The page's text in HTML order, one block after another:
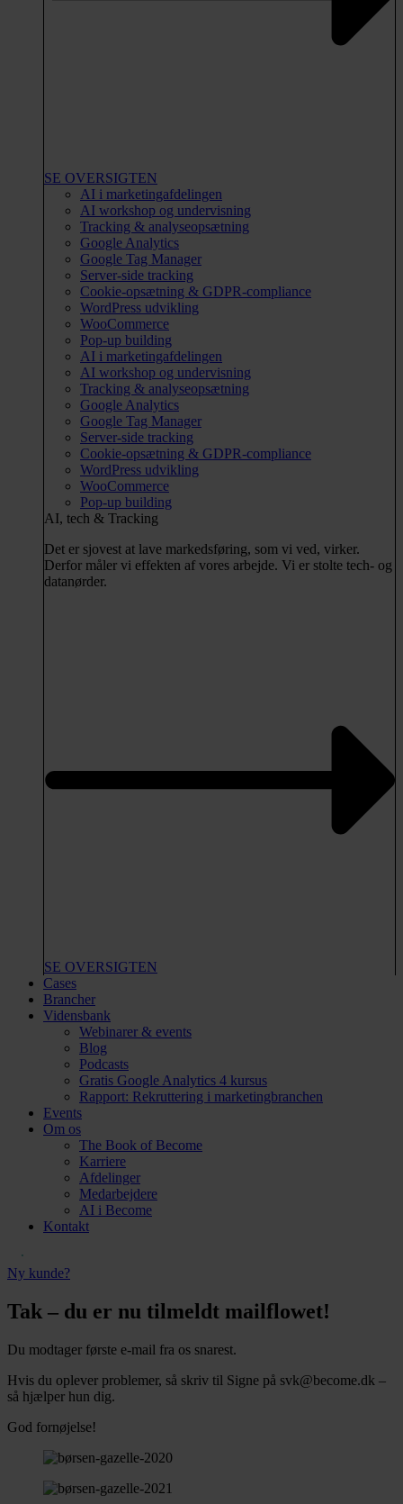
SE OVERSIGTEN
AI i marketingafdelingen
AI workshop og undervisning
Tracking & analyseopsætning
Google Analytics
Google Tag Manager
Server-side tracking
Cookie-opsætning & GDPR-compliance
WordPress udvikling
WooCommerce
Pop-up building
AI i marketingafdelingen
AI workshop og undervisning
Tracking & analyseopsætning
Google Analytics
Google Tag Manager
Server-side tracking
Cookie-opsætning & GDPR-compliance
WordPress udvikling
WooCommerce
Pop-up building
AI, tech & Tracking
Det er sjovest at lave markedsføring, som vi ved, virker.
Derfor måler vi effekten af vores arbejde. Vi er stolte tech- og
datanørder.
SE OVERSIGTEN
Cases
Brancher
Vidensbank
Webinarer & events
Blog
Podcasts
Gratis Google Analytics 4 kursus
Rapport: Rekruttering i marketingbranchen
Events
Om os
The Book of Become
Karriere
Afdelinger
Medarbejdere
AI i Become
Kontakt
Ny kunde?
Tak – du er nu tilmeldt mailflowet!
Du modtager første e-mail fra os snarest.
Hvis du oplever problemer, så skriv til Signe på svk@become.dk –
så hjælper hun dig.
God fornøjelse!